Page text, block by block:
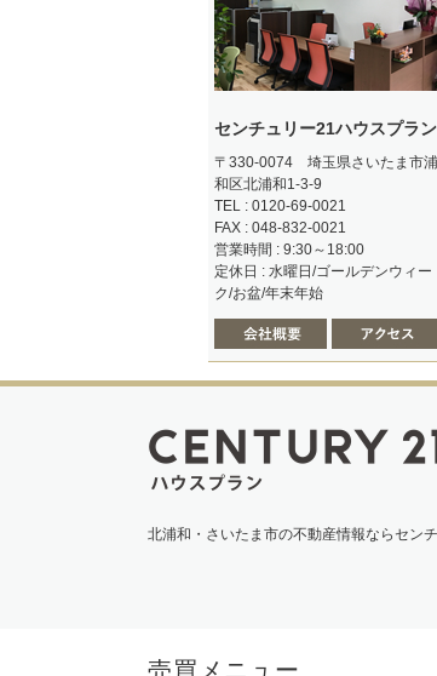
センチュリー21ハウスプラン
〒330-0074 埼玉県さいたま市浦
和区北浦和1-3-9
TEL : 0120-69-0021
FAX : 048-832-0021
営業時間 : 9:30～18:00
定休日 : 水曜日/ゴールデンウィー
ク/お盆/年末年始
北浦和・さいたま市の不動産情報ならセン
売買メニュー